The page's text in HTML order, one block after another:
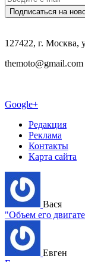
127422, г. Москва,
themoto@gmail.com
Google+
Редакция
Реклама
Контакты
Карта сайта
Вася
"Объем его
Евген